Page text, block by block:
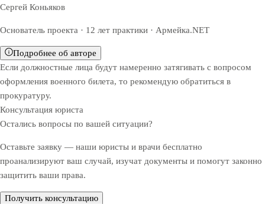
Сергей Коньяков
Основатель проекта · 12 лет практики · Армейка.NET
Подробнее об авторе
Если должностные лица будут намеренно затягивать с вопросом
оформления военного билета, то рекомендую обратиться в
прокуратуру.
Консультация юриста
Остались вопросы по вашей ситуации?
Оставьте заявку — наши юристы и врачи бесплатно
проанализируют ваш случай, изучат документы и помогут законно
защитить ваши права.
Получить консультацию